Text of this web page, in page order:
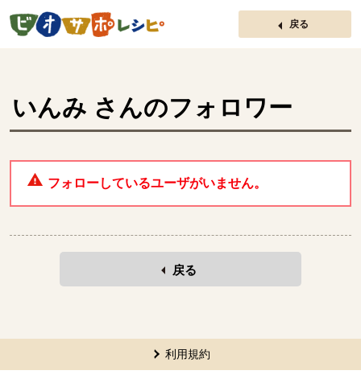
ページの先頭です。
戻る
いんみ さんのフォロワー
フォローしているユーザがいません。
戻る
ここから共通フッターメニューです。
利用規約